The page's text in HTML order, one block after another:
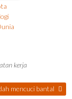
kerja
mencuci bantal